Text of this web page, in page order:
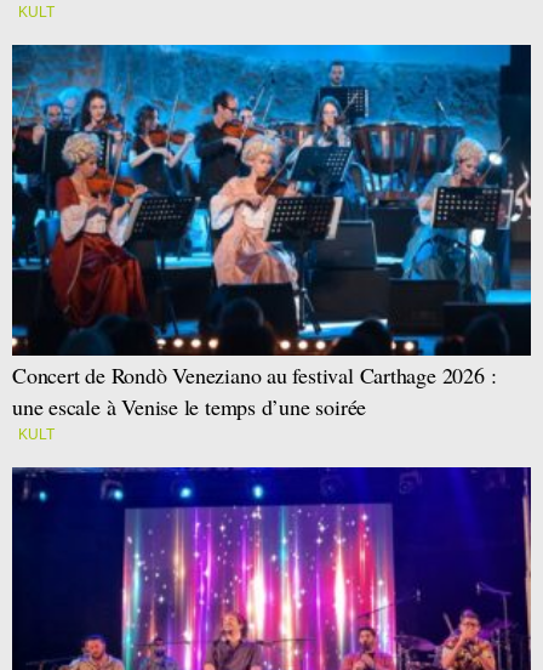
KULT
Concert de Rondò Veneziano au festival Carthage 2026 :
une escale à Venise le temps d’une soirée
KULT